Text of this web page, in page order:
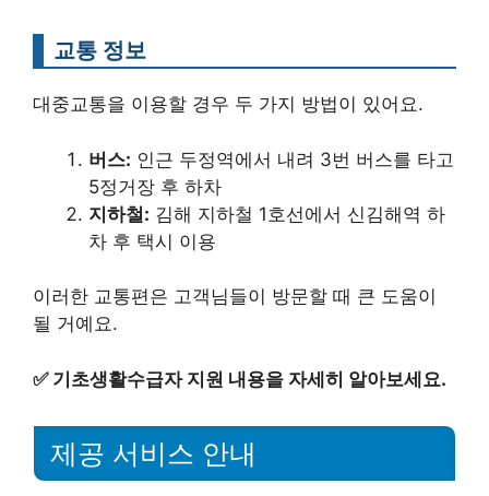
교통 정보
대중교통을 이용할 경우 두 가지 방법이 있어요.
버스: 인근 두정역에서 내려 3번 버스를 타고
5정거장 후 하차
지하철: 김해 지하철 1호선에서 신김해역 하
차 후 택시 이용
이러한 교통편은 고객님들이 방문할 때 큰 도움이
될 거예요.
✅ 기초생활수급자 지원 내용을 자세히 알아보세요.
제공 서비스 안내